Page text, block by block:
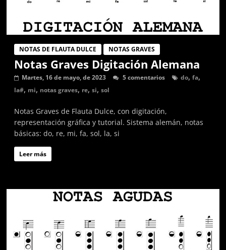
dulce,
tutoriales
de
canciones
digitación
alemana.
NOTAS DE FLAUTA DULCE NOTAS GRAVES
Notas Graves Digitación Alemana
Martes, 16 de mayo, de 2023 5 comentarios do,fa,
la#, mi, notas graves, re,si,sol
Notas Graves de Flauta Dulce, con digitación,
representación gráfica y tutorial. Sistema alemán, notas
básicas: do, re, mi, fa, sol, la, si
Leer más